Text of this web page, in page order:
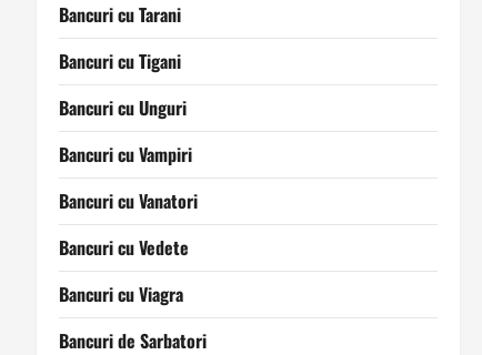
Bancuri cu Tarani
Bancuri cu Tigani
Bancuri cu Unguri
Bancuri cu Vampiri
Bancuri cu Vanatori
Bancuri cu Vedete
Bancuri cu Viagra
Bancuri de Sarbatori